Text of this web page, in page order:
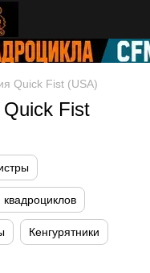
Quick Fist (USA)
Fist
Кенгурятники